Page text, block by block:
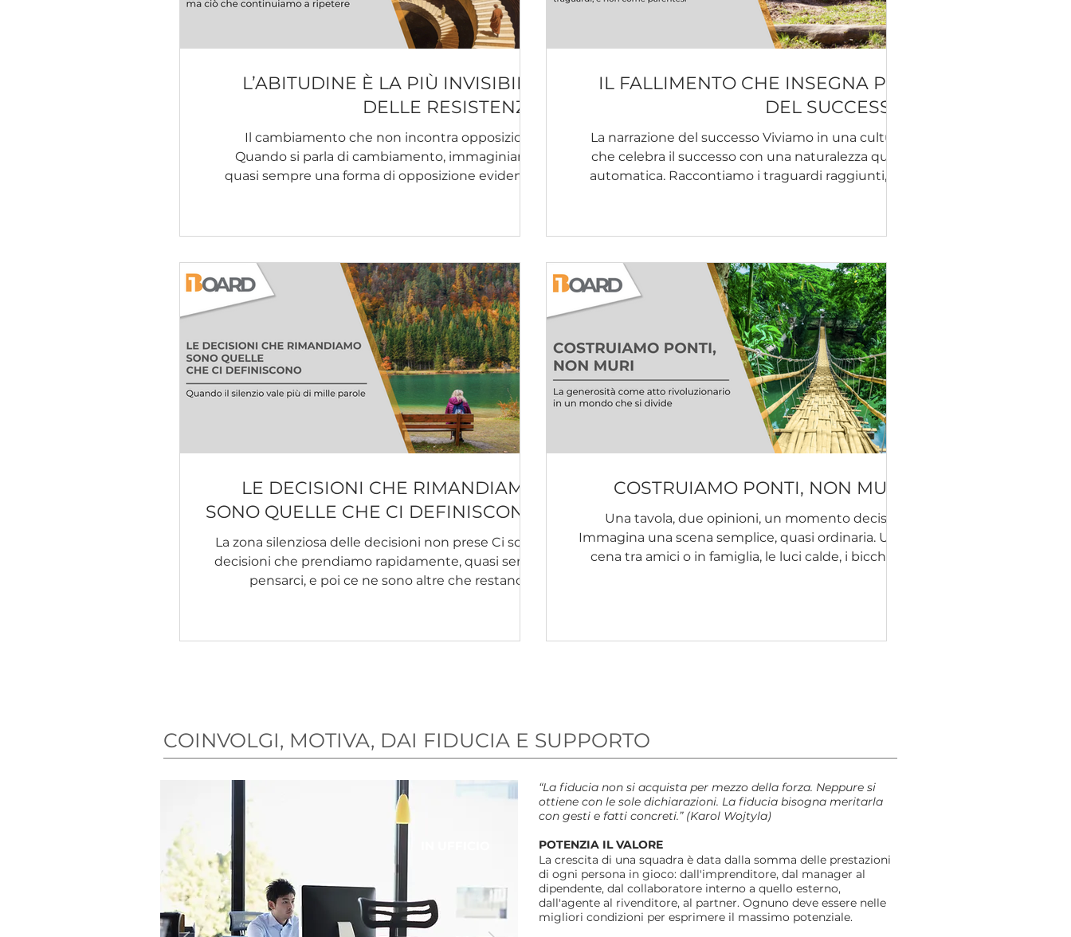
L’ABITUDINE È LA PIÙ INVISIBILE
DELLE RESISTENZE
Il cambiamento che non incontra opposizione
Quando si parla di cambiamento, immaginiamo
quasi sempre una forma di opposizione evidente.
di comfort. La resistenza, nell'immaginario comune,
casi, le cose non restano uguali perché qualcuno si
oppone consapevolmente al cambiamento, ma per
una ragione molto più sottile:
IL FALLIMENTO CHE INSEGNA PIÙ
DEL SUCCESSO
La narrazione del successo Viviamo in una cultura
che celebra il successo con una naturalezza quasi
automatica. Raccontiamo i traguardi raggiunti, gli
tutto sotto controllo. Il successo viene considerato il
intrapreso era quello giusto. Il fallimento, invece,
viene spesso trattato come una parentesi da
superare in fre
LE DECISIONI CHE RIMANDIAMO
SONO QUELLE CHE CI DEFINISCONO
La zona silenziosa delle decisioni non prese Ci sono
decisioni che prendiamo rapidamente, quasi senza
pensarci, e poi ce ne sono altre che restano in
più opportuno. Il punto è che quel momento, nella
COSTRUIAMO PONTI, NON MURI
Una tavola, due opinioni, un momento decisivo
Immagina una scena semplice, quasi ordinaria. Una
cena tra amici o in famiglia, le luci calde, i bicchieri
COINVOLGI, MOTIVA, DAI FIDUCIA E SUPPORTO
“La fiducia non si acquista per mezzo della forza. Neppure si
ottiene con le sole dichiarazioni. La fiducia bisogna meritarla
con gesti e fatti concreti.” (Karol Wojtyla)
POTENZIA IL VALORE
La crescita di una squadra è data dalla somma delle prestazioni
di ogni persona in gioco: dall'imprenditore, dal manager al
dipendente, dal collaboratore interno a quello esterno,
dall'agente al rivenditore, al partner. Ognuno deve essere nelle
migliori condizioni per esprimere il massimo potenziale.